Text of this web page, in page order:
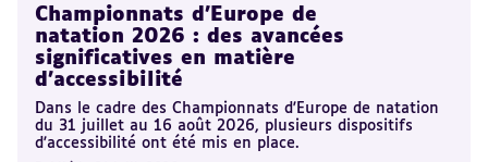
Championnats d'Europe de
natation 2026 : des avancées
significatives en matière
d'accessibilité
Dans le cadre des Championnats d'Europe de natation
du 31 juillet au 16 août 2026, plusieurs dispositifs
d'accessibilité ont été mis en place.